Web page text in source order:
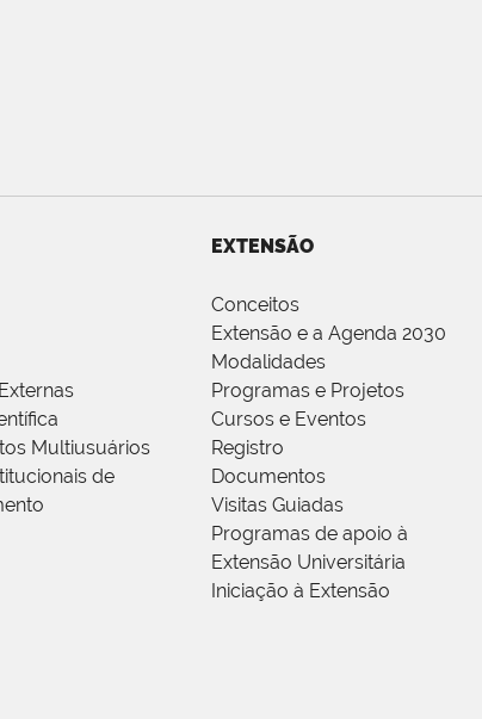
Multiusuários
de
EXTENSÃO
Conceitos
Extensão e a Agenda 2030
Modalidades
Programas e Projetos
Cursos e Eventos
Registro
Documentos
Visitas Guiadas
Programas de apoio à
Extensão Universitária
Iniciação à Extensão